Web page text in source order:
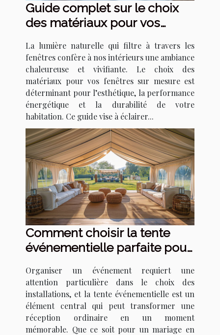
Guide complet sur le choix
des matériaux pour vos
La lumière naturelle qui filtre à travers les
fenêtres confère à nos intérieurs une ambiance
chaleureuse et vivifiante. Le choix des
matériaux pour vos fenêtres sur mesure est
déterminant pour l’esthétique, la performance
énergétique et la durabilité de votre
habitation. Ce guide vise à éclairer...
Comment choisir la tente
événementielle parfaite pour
Organiser un événement requiert une
attention particulière dans le choix des
installations, et la tente événementielle est un
élément central qui peut transformer une
réception ordinaire en un moment
mémorable. Que ce soit pour un mariage en